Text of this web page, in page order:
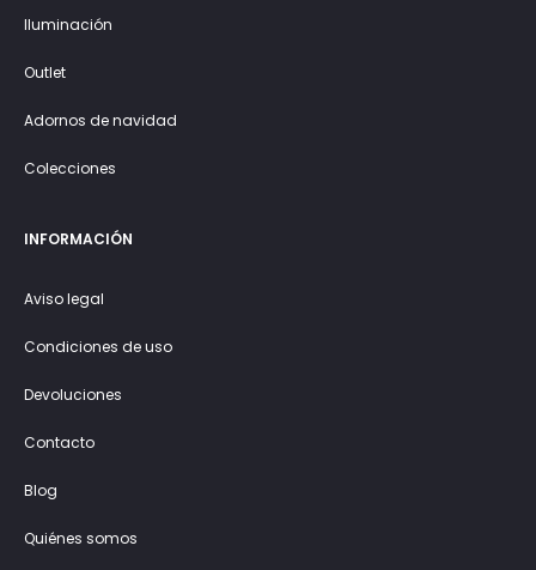
Iluminación
Outlet
Adornos de navidad
Colecciones
INFORMACIÓN
Aviso legal
Condiciones de uso
Devoluciones
Contacto
Blog
Quiénes somos